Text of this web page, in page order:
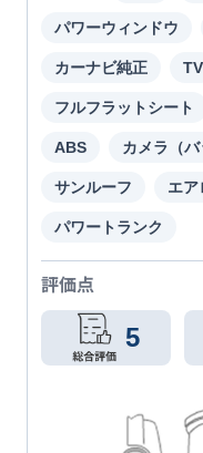
パワーウィンドウ
カーナビ純正 TV
フルフラットシート
ABS カメラ（バ
サンルーフ エア
パワートランク
評価点
5